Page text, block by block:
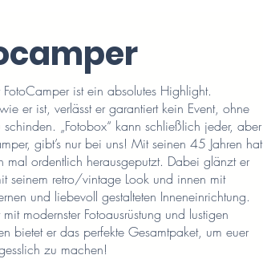
FotoCamper ist ein absolutes Highlight.
er ist, verlässt er garantiert kein Event, ohne
schinden. „Fotobox“ kann schließlich jeder, aber
gibt’s nur bei uns! Mit seinen 45 Jahren hat
mal ordentlich herausgeputzt. Dabei glänzt er
seinem retro/vintage Look und innen mit
und liebevoll gestalteten Inneneinrichtung.
modernster Fotoausrüstung und lustigen
bietet er das perfekte Gesamtpaket, um euer
zu machen!